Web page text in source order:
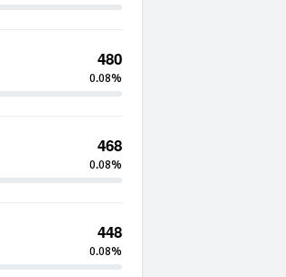
480
0.08%
468
0.08%
448
0.08%